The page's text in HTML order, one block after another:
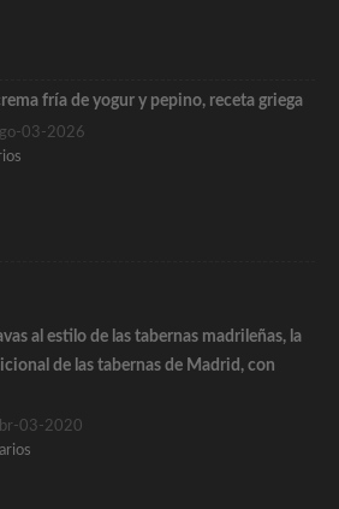
fría de yogur y pepino, receta griega
03-2026
al estilo de las tabernas madrileñas, la
de las tabernas de Madrid, con
03-2020